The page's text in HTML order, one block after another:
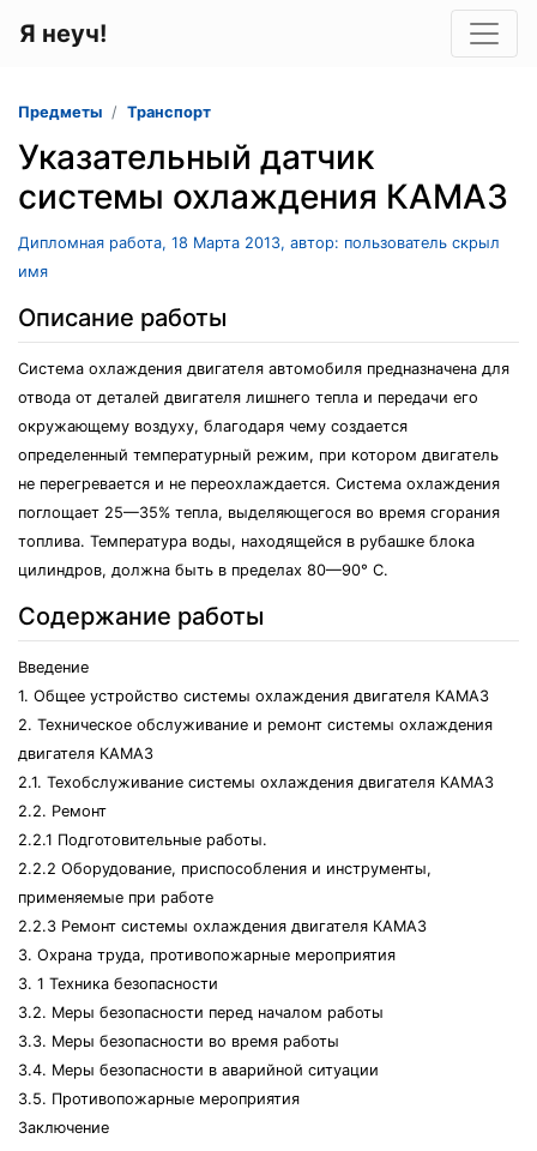
Я неуч!
Предметы Транспорт
Указательный датчик
системы охлаждения КАМАЗ
Дипломная работа, 18 Марта 2013, автор: пользователь скрыл
имя
Описание работы
Система охлаждения двигателя автомобиля предназначена для
отвода от деталей двигателя лишнего тепла и передачи его
окружающему воздуху, благодаря чему создается
определенный температурный режим, при котором двигатель
не перегревается и не переохлаждается. Система охлаждения
поглощает 25—35% тепла, выделяющегося во время сгорания
топлива. Температура воды, находящейся в рубашке блока
цилиндров, должна быть в пределах 80—90° С.
Содержание работы
Введение
1. Общее устройство системы охлаждения двигателя КАМАЗ
2. Техническое обслуживание и ремонт системы охлаждения
двигателя КАМАЗ
2.1. Техобслуживание системы охлаждения двигателя КАМАЗ
2.2. Ремонт
2.2.1 Подготовительные работы.
2.2.2 Оборудование, приспособления и инструменты,
применяемые при работе
2.2.3 Ремонт системы охлаждения двигателя КАМАЗ
3. Охрана труда, противопожарные мероприятия
3. 1 Техника безопасности
3.2. Меры безопасности перед началом работы
3.3. Меры безопасности во время работы
3.4. Меры безопасности в аварийной ситуации
3.5. Противопожарные мероприятия
Заключение